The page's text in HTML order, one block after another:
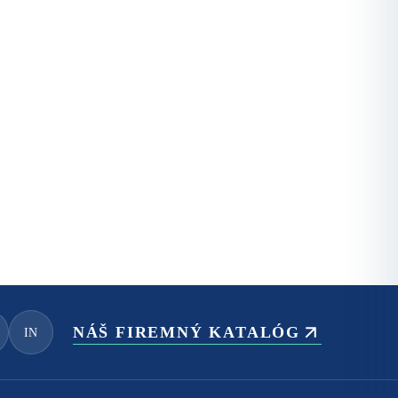
IN NÁŠ FIREMNÝ KATALÓG